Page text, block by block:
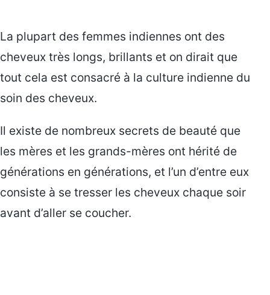
La plupart des femmes indiennes ont des
cheveux très longs, brillants et on dirait que
tout cela est consacré à la culture indienne du
soin des cheveux.
Il existe de nombreux secrets de beauté que
les mères et les grands-mères ont hérité de
générations en générations, et l’un d’entre eux
consiste à se tresser les cheveux chaque soir
avant d’aller se coucher.